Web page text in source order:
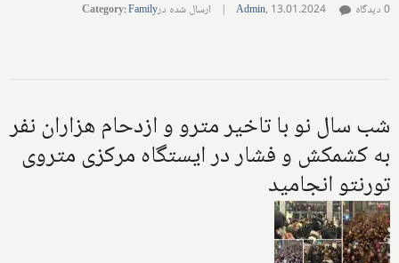
Admin, 13.01.2024
| ارسال شده در Category:Family 0 دیدگاه
شب سال نو با تاخیر مترو و ازدحام هزاران نفر
به کشمکش و فشار در ایستگاه مرکزی متروی
تورنتو انجامید